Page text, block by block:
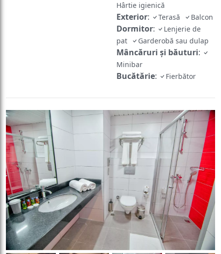
Hârtie igienică
Exterior: Terasă Balcon
Dormitor:
Lenjerie de
pat
Garderobă sau dulap
Mâncăruri și băuturi:
Minibar
Bucătărie: Fierbător